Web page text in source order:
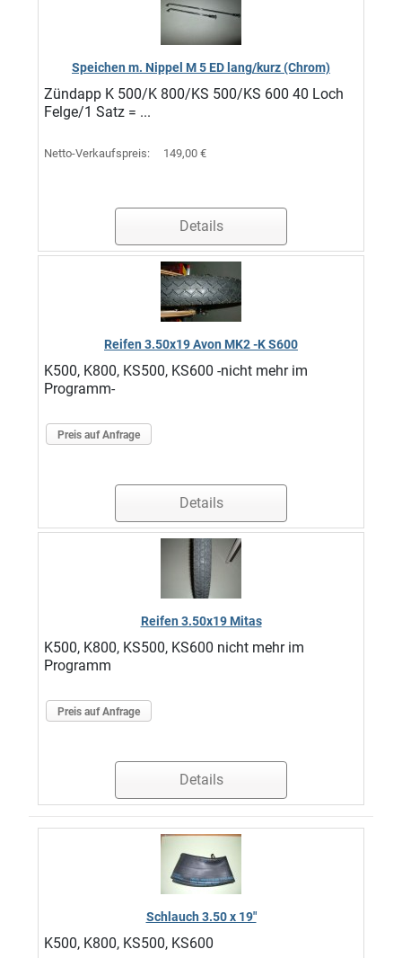
Speichen m. Nippel M 5 ED lang/kurz (Chrom)
Zündapp K 500/K 800/KS 500/KS 600 40 Loch
Felge/1 Satz = ...
Netto-Verkaufspreis: 149,00 €
Details
Reifen 3.50x19 Avon MK2 -K S600
K500, K800, KS500, KS600 -nicht mehr im
Programm-
Preis auf Anfrage
Details
Reifen 3.50x19 Mitas
K500, K800, KS500, KS600 nicht mehr im
Programm
Preis auf Anfrage
Details
Schlauch 3.50 x 19"
K500, K800, KS500, KS600